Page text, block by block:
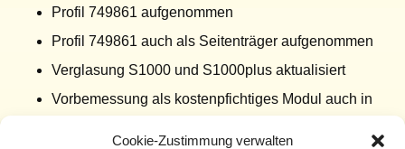
Cookie-Zustimmung verwalten
Profil 749861 aufgenommen
Profil 749861 auch als Seitenträger aufgenommen
Verglasung S1000 und S1000plus aktualisiert
Vorbemessung als kostenpfichtiges Modul auch in